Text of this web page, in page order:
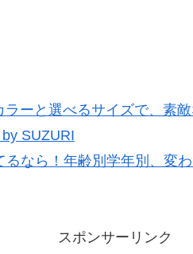
ーと選べるサイズで、素
SUZURI
なら！年齢別学年別、変
スポンサーリンク